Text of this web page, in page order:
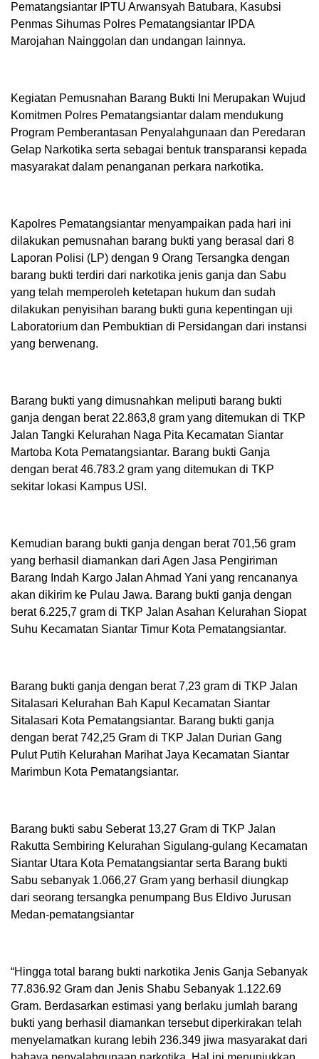
Pematangsiantar IPTU Arwansyah Batubara, Kasubsi
Penmas Sihumas Polres Pematangsiantar IPDA
Marojahan Nainggolan dan undangan lainnya.
Kegiatan Pemusnahan Barang Bukti Ini Merupakan Wujud
Komitmen Polres Pematangsiantar dalam mendukung
Program Pemberantasan Penyalahgunaan dan Peredaran
Gelap Narkotika serta sebagai bentuk transparansi kepada
masyarakat dalam penanganan perkara narkotika.
Kapolres Pematangsiantar menyampaikan pada hari ini
dilakukan pemusnahan barang bukti yang berasal dari 8
Laporan Polisi (LP) dengan 9 Orang Tersangka dengan
barang bukti terdiri dari narkotika jenis ganja dan Sabu
yang telah memperoleh ketetapan hukum dan sudah
dilakukan penyisihan barang bukti guna kepentingan uji
Laboratorium dan Pembuktian di Persidangan dari instansi
yang berwenang.
Barang bukti yang dimusnahkan meliputi barang bukti
ganja dengan berat 22.863,8 gram yang ditemukan di TKP
Jalan Tangki Kelurahan Naga Pita Kecamatan Siantar
Martoba Kota Pematangsiantar. Barang bukti Ganja
dengan berat 46.783.2 gram yang ditemukan di TKP
sekitar lokasi Kampus USI.
Kemudian barang bukti ganja dengan berat 701,56 gram
yang berhasil diamankan dari Agen Jasa Pengiriman
Barang Indah Kargo Jalan Ahmad Yani yang rencananya
akan dikirim ke Pulau Jawa. Barang bukti ganja dengan
berat 6.225,7 gram di TKP Jalan Asahan Kelurahan Siopat
Suhu Kecamatan Siantar Timur Kota Pematangsiantar.
Barang bukti ganja dengan berat 7,23 gram di TKP Jalan
Sitalasari Kelurahan Bah Kapul Kecamatan Siantar
Sitalasari Kota Pematangsiantar. Barang bukti ganja
dengan berat 742,25 Gram di TKP Jalan Durian Gang
Pulut Putih Kelurahan Marihat Jaya Kecamatan Siantar
Marimbun Kota Pematangsiantar.
Barang bukti sabu Seberat 13,27 Gram di TKP Jalan
Rakutta Sembiring Kelurahan Sigulang-gulang Kecamatan
Siantar Utara Kota Pematangsiantar serta Barang bukti
Sabu sebanyak 1.066,27 Gram yang berhasil diungkap
dari seorang tersangka penumpang Bus Eldivo Jurusan
Medan-pematangsiantar
“Hingga total barang bukti narkotika Jenis Ganja Sebanyak
77.836.92 Gram dan Jenis Shabu Sebanyak 1.122.69
Gram. Berdasarkan estimasi yang berlaku jumlah barang
bukti yang berhasil diamankan tersebut diperkirakan telah
menyelamatkan kurang lebih 236.349 jiwa masyarakat dari